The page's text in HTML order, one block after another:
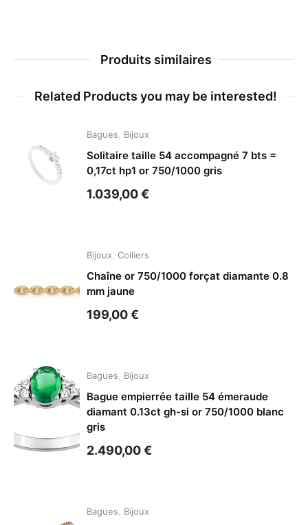
Produits similaires
Related Products you may be interested!
Bagues Bijoux
Solitaire taille 54 accompagné 7 bts =
0,17ct hp1 or 750/1000 gris
1.039,00€
Bijoux Colliers
Chaîne or 750/1000 forçat diamante 0.8
mm jaune
199,00€
Bagues Bijoux
Bague empierrée taille 54 émeraude
diamant 0.13ct gh-si or 750/1000 blanc
gris
2.490,00€
Bagues Bijoux